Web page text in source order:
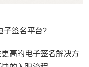
签名平台？
高的电子签名解决方